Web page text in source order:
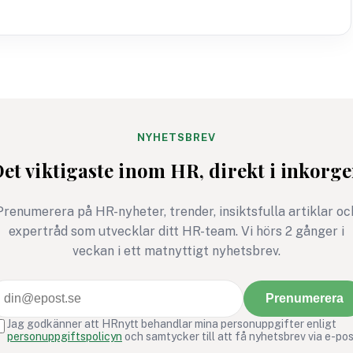
NYHETSBREV
viktigaste inom HR, direkt i
på HR-nyheter, trender, insiktsfulla artiklar
expertråd som utvecklar ditt HR-team. Vi hörs 2 gånger i
veckan i ett matnyttigt nyhetsbrev.
Prenumerera
Jag godkänner att HRnytt behandlar mina personuppgifter enligt
personuppgiftspolicyn och samtycker till att få nyhetsbrev via e-